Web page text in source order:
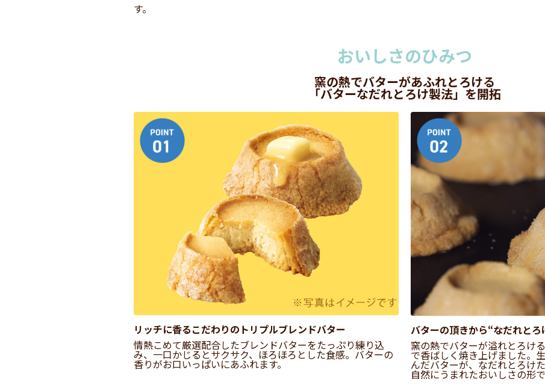
す。
おいしさのひみつ
窯の熱でバターがあふれとろける
「バターなだれとろけ製法」を開拓
リッチに香るこだわりのトリプルブレンドバター
情熱こめて厳選配合したブレンドバターをたっぷり練り込
み、一口かじるとサクサク、ほろほろとした食感。バターの
香りがお口いっぱいにあふれます。
バターの頂きから“なだれとろ
窯の熱でバターが溢れとろけ
で香ばしく焼き上げました。
んだバターが、なだれとろけ
自然にうまれたおいしさの形